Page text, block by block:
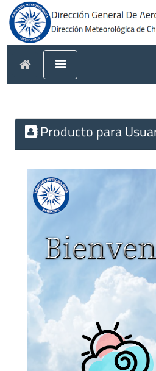
Producto para